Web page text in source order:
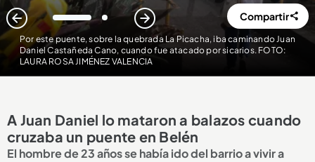
Por este puente, sobre la quebrada La Picacha, iba caminando Juan
Daniel Castañeda Cano, cuando fue atacado por sicarios. FOTO:
LAURA ROSA JIMÉNEZ VALENCIA
1 2 Compartir
A Juan Daniel lo mataron a balazos cuando
cruzaba un puente en Belén
El hombre de 23 años se había ido del barrio a vivir a